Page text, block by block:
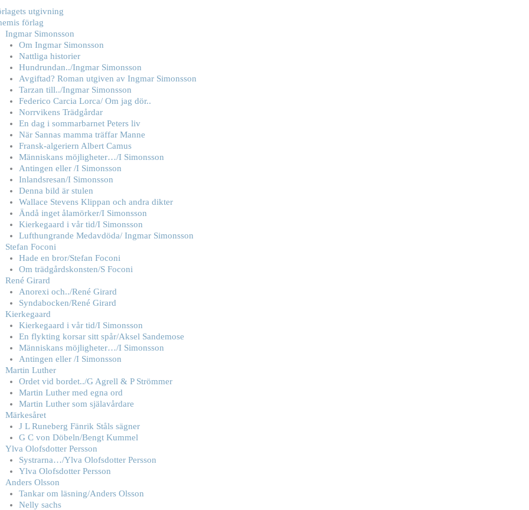
utgivning
förlag
Ingmar Simonsson
Om Ingmar Simonsson
Nattliga historier
Hundrundan../Ingmar Simonsson
Avgiftad? Roman utgiven av Ingmar Simonsson
Tarzan till../Ingmar Simonsson
Federico Carcia Lorca/ Om jag dör..
Norrvikens Trädgårdar
En dag i sommarbarnet Peters liv
När Sannas mamma träffar Manne
Fransk-algeriern Albert Camus
Människans möjligheter…/I Simonsson
Antingen eller /I Simonsson
Inlandsresan/I Simonsson
Denna bild är stulen
Wallace Stevens Klippan och andra dikter
Ändå inget ålamörker/I Simonsson
Kierkegaard i vår tid/I Simonsson
Lufthungrande Medavdöda/ Ingmar Simonsson
Stefan Foconi
Hade en bror/Stefan Foconi
Om trädgårdskonsten/S Foconi
René Girard
Anorexi och../René Girard
Syndabocken/René Girard
Kierkegaard
Kierkegaard i vår tid/I Simonsson
En flykting korsar sitt spår/Aksel Sandemose
Människans möjligheter…/I Simonsson
Antingen eller /I Simonsson
Martin Luther
Ordet vid bordet../G Agrell & P Strömmer
Martin Luther med egna ord
Martin Luther som själavårdare
Märkesåret
J L Runeberg Fänrik Ståls sägner
G C von Döbeln/Bengt Kummel
Ylva Olofsdotter Persson
Systrarna…/Ylva Olofsdotter Persson
Ylva Olofsdotter Persson
Anders Olsson
Tankar om läsning/Anders Olsson
Nelly sachs